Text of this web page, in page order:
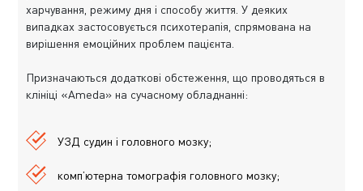
харчування, режиму дня і способу життя. У деяких
випадках застосовується психотерапія, спрямована на
вирішення емоційних проблем пацієнта.
Призначаються додаткові обстеження, що проводяться в
клініці «Ameda» на сучасному обладнанні:
УЗД судин і головного мозку;
комп’ютерна томографія головного мозку;